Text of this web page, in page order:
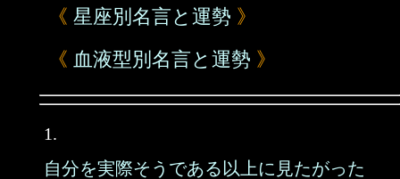
《 星座別名言と運勢 》
《 血液型別名言と運勢 》
1.
自分を実際そうである以上に見たがった